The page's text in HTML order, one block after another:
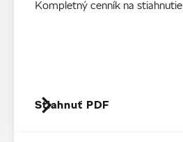
Kompletný cenník na stiahnutie
Stiahnuť PDF